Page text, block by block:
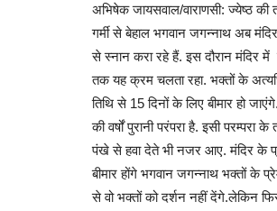
अभिषेक जायसवाल/वाराणसी: ज्येष्ठ की
गर्मी से बेहाल भगवान जगन्नाथ अब
से स्नान करा रहे हैं. इस दौरान मंदिर
तक यह क्रम चलता रहा. भक्तों के
तिथि से 15 दिनों के लिए बीमार हो
की वर्षों पुरानी परंपरा है. इसी
पंखे से हवा देते भी नजर आए. मंदिर के
बीमार होंगे भगवान जगन्नाथ भक्तों के
से वो भक्तों को दर्शन नहीं देंगे.लेकिन